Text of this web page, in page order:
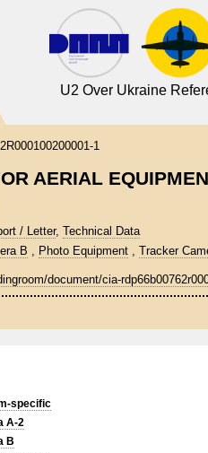
U2 Over Ukraine
1
AERIAL
/ Letter, Technical Data
B , Photo Equipment , Tracker
document/cia-
specific
A-2
B